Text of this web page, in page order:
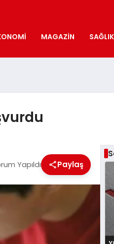
MAGAZIN SAĞLIK
Yapıldı Paylaş